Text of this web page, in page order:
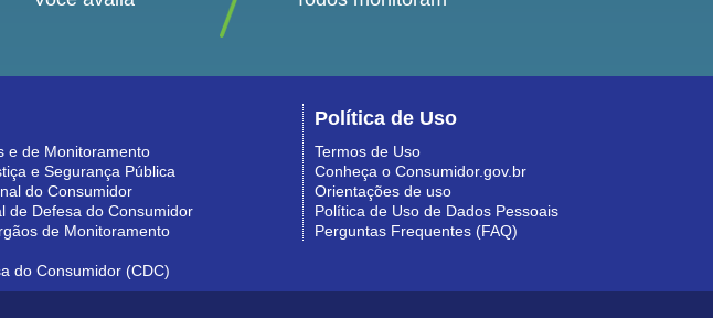
e de Monitoramento
e Segurança Pública
do Consumidor
de Defesa do Consumidor
de Monitoramento
do Consumidor (CDC)
Política de Uso
Termos de Uso
Conheça o Consumidor.gov.br
Orientações de uso
Política de Uso de Dados Pessoais
Perguntas Frequentes (FAQ)